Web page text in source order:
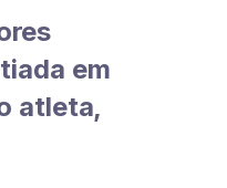
em
atleta,